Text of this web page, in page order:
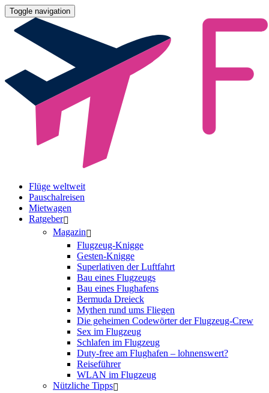
Toggle navigation
Flüge weltweit
Pauschalreisen
Mietwagen
Ratgeber
Magazin
Flugzeug-Knigge
Gesten-Knigge
Superlativen der Luftfahrt
Bau eines Flugzeugs
Bau eines Flughafens
Bermuda Dreieck
Mythen rund ums Fliegen
Die geheimen Codewörter der Flugzeug-Crew
Sex im Flugzeug
Schlafen im Flugzeug
Duty-free am Flughafen – lohnenswert?
Reiseführer
WLAN im Flugzeug
Nützliche Tipps